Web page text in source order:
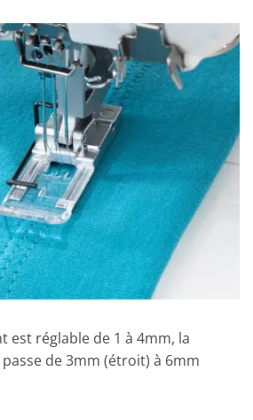
est réglable de 1 à 4mm, la
de 3mm (étroit) à 6mm